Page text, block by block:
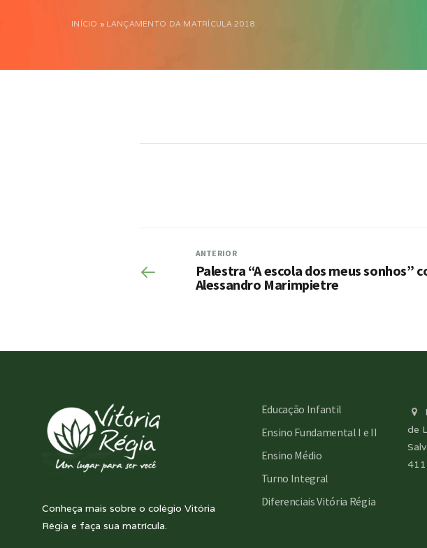
INÍCIO » LANÇAMENTO DA MATRÍCULA 2018
ANTERIOR
Palestra “A escola dos meus sonhos”
Alessandro Marimpietre
Conheça mais sobre o colégio Vitória
Régia e faça sua matrícula.
Educação Infantil
Ensino Fundamental I e II
Ensino Médio
Turno Integral
Diferenciais Vitória Régia
de